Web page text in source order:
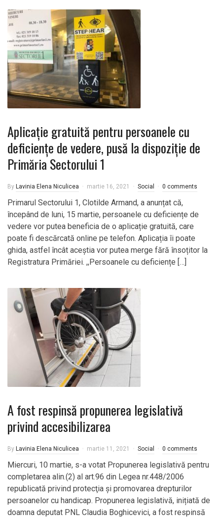
Aplicație gratuită pentru persoanele cu
deficiențe de vedere, pusă la dispoziție de
Primăria Sectorului 1
By Lavinia Elena Niculicea martie 16, 2021 Social 0 comments
Primarul Sectorului 1, Clotilde Armand, a anunțat că,
începând de luni, 15 martie, persoanele cu deficiențe de
vedere vor putea beneficia de o aplicație gratuită, care
poate fi descărcată online pe telefon. Aplicația îi poate
ghida, astfel încât aceștia vor putea merge fără însoțitor la
Registratura Primăriei. ,,Persoanele cu deficiențe […]
A fost respinsă propunerea legislativă
privind accesibilizarea
By Lavinia Elena Niculicea martie 11, 2021 Social 0 comments
Miercuri, 10 martie, s-a votat Propunerea legislativă pentru
completarea alin.(2) al art.96 din Legea nr.448/2006
republicată privind protecţia şi promovarea drepturilor
persoanelor cu handicap. Propunerea legislativă, inițiată de
doamna deputat PNL Claudia Boghicevici, a fost respinsă